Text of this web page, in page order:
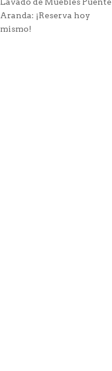
Lavado de Muebles Puente
Aranda: ¡Reserva hoy
mismo!